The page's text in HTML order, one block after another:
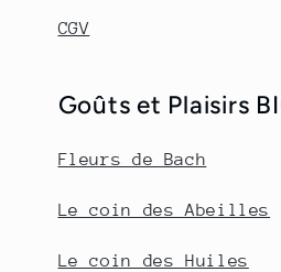
CGV
Goûts et Plaisirs
Fleurs de Bach
Le coin des Abeilles
Le coin des Huiles